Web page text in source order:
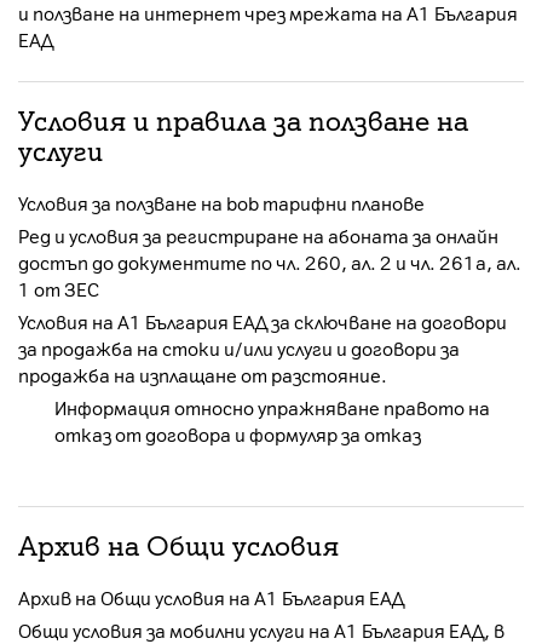
и ползване на интернет чрез мрежата на А1 България
ЕАД
Условия и правила за ползване на
услуги
Условия за ползване на bob тарифни планове
Ред и условия за регистриране на абоната за онлайн
достъп до документите по чл. 260, ал. 2 и чл. 261а, ал.
1 от ЗЕС
Условия на А1 България ЕАД за сключване на договори
за продажба на стоки и/или услуги и договори за
продажба на изплащане от разстояние.
Информация относно упражняване правото на
отказ от договора и формуляр за отказ
Архив на Общи условия
Архив на Общи условия на А1 България ЕАД
Общи условия за мобилни услуги на А1 България ЕАД, в